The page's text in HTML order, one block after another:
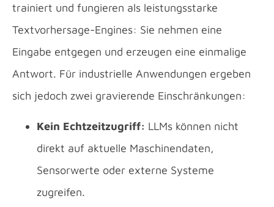
trainiert und fungieren als leistungsstarke
Textvorhersage-Engines: Sie nehmen eine
Eingabe entgegen und erzeugen eine einmalige
Antwort. Für industrielle Anwendungen ergeben
sich jedoch zwei gravierende Einschränkungen:
Kein Echtzeitzugriff: LLMs können nicht
direkt auf aktuelle Maschinendaten,
Sensorwerte oder externe Systeme
zugreifen.